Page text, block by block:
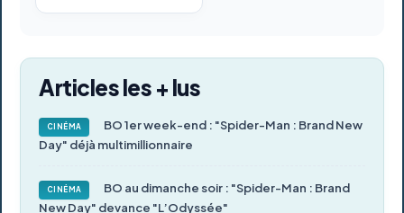
Articles les + lus
CINÉMA
BO 1er week-end : "Spider-Man : Brand New
Day" déjà multimillionnaire
CINÉMA
BO au dimanche soir : "Spider-Man : Brand
New Day" devance "L’Odyssée"